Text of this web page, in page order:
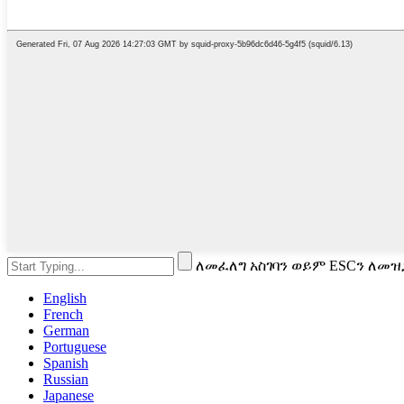
ለመፈለግ አስገባን ወይም ESCን
English
French
German
Portuguese
Spanish
Russian
Japanese